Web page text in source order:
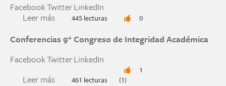
FacebookTwitterLinkedIn
Leer más sobre Conferencias del 9° Congreso de
445 lecturas 0
Conferencias 9° Congreso de Integridad Académica
FacebookTwitterLinkedIn
Leer más sobre Conferencias 9° Congreso de Integridad
461 lecturas
1
(1)